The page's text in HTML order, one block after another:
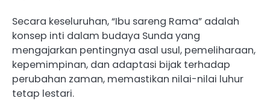
Secara keseluruhan, “Ibu sareng Rama” adalah
konsep inti dalam budaya Sunda yang
mengajarkan pentingnya asal usul, pemeliharaan,
kepemimpinan, dan adaptasi bijak terhadap
perubahan zaman, memastikan nilai-nilai luhur
tetap lestari.